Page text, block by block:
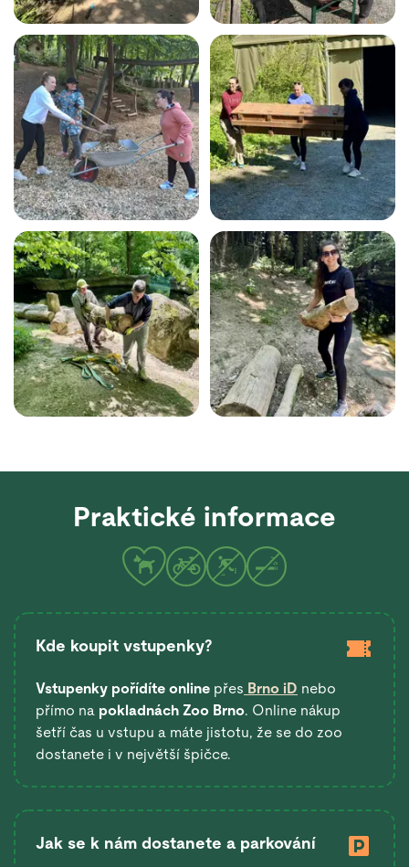
Praktické informace
Kde koupit vstupenky?
Vstupenky pořídíte online přes Brno iD nebo
přímo na pokladnách Zoo Brno. Online nákup
šetří čas u vstupu a máte jistotu, že se do zoo
dostanete i v největší špičce.
Jak se k nám dostanete a parkování